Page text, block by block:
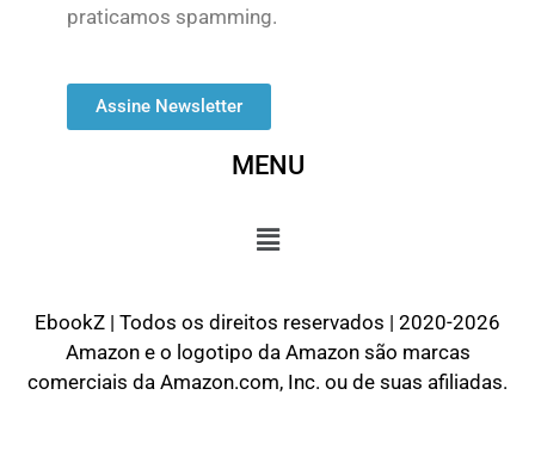
praticamos spamming.
Assine Newsletter
MENU
EbookZ | Todos os direitos reservados | 2020-2026
Amazon e o logotipo da Amazon são marcas
comerciais da Amazon.com, Inc. ou de suas afiliadas.